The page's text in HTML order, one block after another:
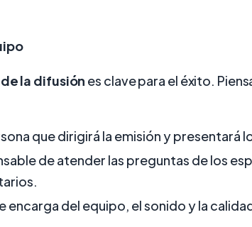
la difusión es clave para el éxito.
que dirigirá la emisión y presentará
de atender las preguntas de los
encarga del equipo, el sonido y la